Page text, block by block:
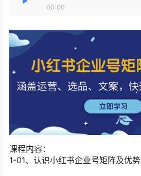
00:00
课程内容：
1-01、认识小红书企业号矩阵及优势